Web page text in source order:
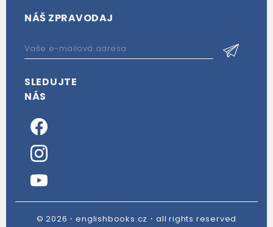
NÁŠ ZPRAVODAJ
SLEDUJTE
NÁS
© 2026・englishbooks.cz・all rights reserved